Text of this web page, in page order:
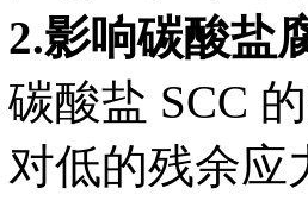
2.影响碳酸盐
碳酸盐 SCC
对低的残余应